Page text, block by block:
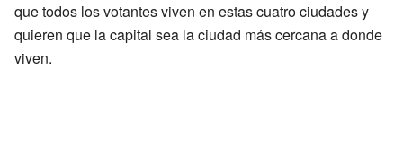
que todos los votantes viven en estas cuatro ciudades y
quieren que la capital sea la ciudad más cercana a donde
viven.